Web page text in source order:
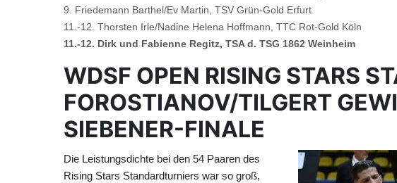
9. Friedemann Barthel/Ev Martin, TSV Grün-Gold Erfurt
11.-12. Thorsten Irle/Nadine Helena Hoffmann, TTC Rot-Gold Köln
11.-12. Dirk und Fabienne Regitz, TSA d. TSG 1862 Weinheim
WDSF OPEN RISING STARS
FOROSTIANOV/TILGERT
SIEBENER-FINALE
Die Leistungsdichte bei den 54 Paaren des
Rising Stars Standardturniers war so groß,